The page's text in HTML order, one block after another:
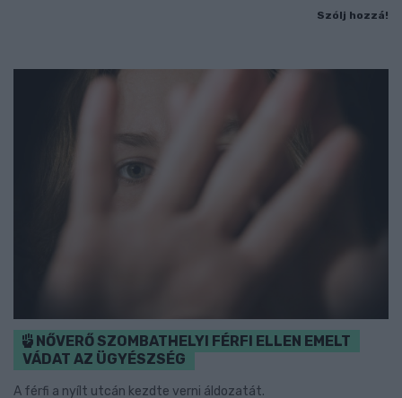
Szólj hozzá!
NŐVERŐ SZOMBATHELYI FÉRFI ELLEN EMELT
VÁDAT AZ ÜGYÉSZSÉG
A férfi a nyílt utcán kezdte verni áldozatát.